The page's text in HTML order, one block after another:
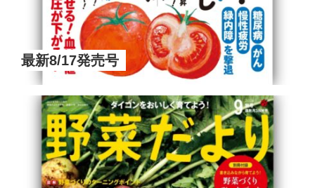
最新8/17発売号